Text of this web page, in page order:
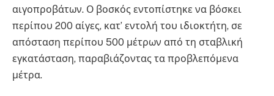
αιγοπροβάτων. Ο βοσκός εντοπίστηκε να βόσκει
περίπου 200 αίγες, κατ’ εντολή του ιδιοκτήτη, σε
απόσταση περίπου 500 μέτρων από τη σταβλική
εγκατάσταση, παραβιάζοντας τα προβλεπόμενα
μέτρα.